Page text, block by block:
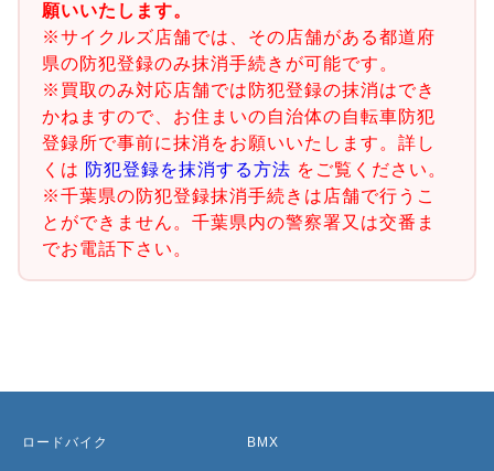
願いいたします。
※サイクルズ店舗では、その店舗がある都道府
県の防犯登録のみ抹消手続きが可能です。
※買取のみ対応店舗では防犯登録の抹消はでき
かねますので、お住まいの自治体の自転車防犯
登録所で事前に抹消をお願いいたします。詳し
くは 防犯登録を抹消する方法 をご覧ください。
※千葉県の防犯登録抹消手続きは店舗で行うこ
とができません。千葉県内の警察署又は交番ま
でお電話下さい。
ロードバイク BMX